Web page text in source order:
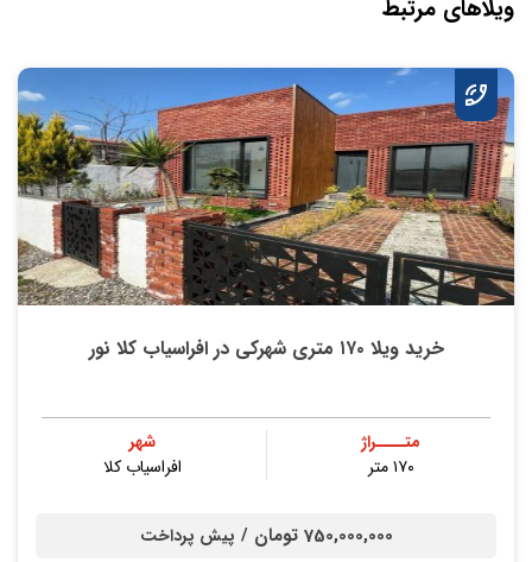
ویلاهای مرتبط
خرید ویلا ۱۷۰ متری شهرکی در افراسیاب کلا نور
متــــراژ
۱۷۰ متر
شهر
افراسیاب کلا
750,000,000 تومان / پیش پرداخت